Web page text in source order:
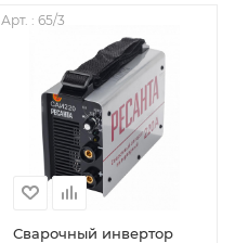
Арт. : 65/3
Сварочный инвертор